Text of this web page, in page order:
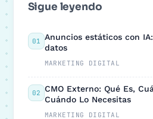
Sigue leyendo
01 Anuncios estáticos con
datos
MARKETING DIGITAL
02 CMO Externo: Qué Es,
Cuándo Lo Necesitas
MARKETING DIGITAL